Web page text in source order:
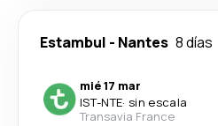
Estambul - Nantes 8 días
mié 17 mar
IST-NTE· sin escala
Transavia France